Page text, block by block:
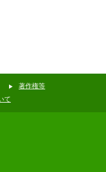
著作権等
て